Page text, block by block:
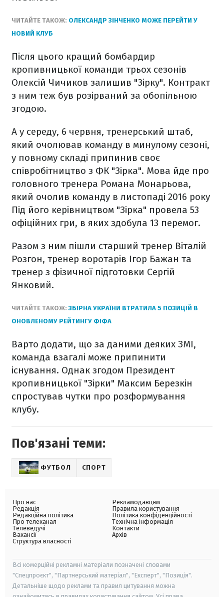
ЧИТАЙТЕ ТАКОЖ: ОЛЕКСАНДР ЗІНЧЕНКО МОЖЕ ПЕРЕЙТИ У
НОВИЙ КЛУБ
Після цього кращий бомбардир
кропивницької команди трьох сезонів
Олексій Чичиков залишив "Зірку". Контракт
з ним теж був розірваний за обопільною
згодою.
А у середу, 6 червня, тренерський штаб,
який очолював команду в минулому сезоні,
у повному складі припинив своє
співробітництво з ФК "Зірка". Мова йде про
головного тренера Романа Монарьова,
який очолив команду в листопаді 2016 року
Під його керівництвом "Зірка" провела 53
офіційних гри, в яких здобула 13 перемог.
Разом з ним пішли старший тренер Віталій
Розгон, тренер воротарів Ігор Бажан та
тренер з фізичної підготовки Сергій
Янковий.
ЧИТАЙТЕ ТАКОЖ:ЗБІРНА УКРАЇНИ ВТРАТИЛА 5 ПОЗИЦІЙ В
ОНОВЛЕНОМУ РЕЙТИНГУ ФІФА
Варто додати, що за даними деяких ЗМІ,
команда взагалі може припинити
існування. Однак згодом Президент
кропивницької "Зірки" Максим Березкін
спростував чутки про розформування
клубу.
Пов'язані теми:
ФУТБОЛ СПОРТ
Про нас
Редакція
Редакційна політика
Про телеканал
Телеведучі
Вакансії
Структура власності
Рекламодавцям
Правила користування
Політика конфіденційності
Технічна інформація
Контакти
Архів
Всі комерційні рекламні матеріали позначені словами
"Спецпроєкт", "Партнерський матеріал", "Експерт", "Позиція".
Детальніше щодо реклами та правил цитування можна